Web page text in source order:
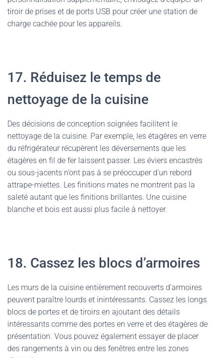
tiroir de prises et de ports USB pour créer une station de
charge cachée pour les appareils.
17. Réduisez le temps de
nettoyage de la cuisine
Des décisions de conception soignées facilitent le
nettoyage de la cuisine. Par exemple, les étagères en verre
du réfrigérateur récupèrent les déversements que les
étagères en fil de fer laissent passer. Les éviers encastrés
ou sous-jacents n’ont pas à se préoccuper d’un rebord
attrape-miettes. Les finitions mates ne montrent pas la
saleté autant que les finitions brillantes. Une cuisine
blanche et bois est aussi plus facile à nettoyer.
18. Cassez les blocs d’armoires
Les murs de la cuisine entièrement recouverts d’armoires
peuvent paraître lourds et inintéressants. Cassez les longs
blocs de portes et de tiroirs en ajoutant des détails
intéressants comme des portes en verre et des étagères de
présentation. Vous pouvez également essayer de placer
des rangements à vin ou des fenêtres entre les zones